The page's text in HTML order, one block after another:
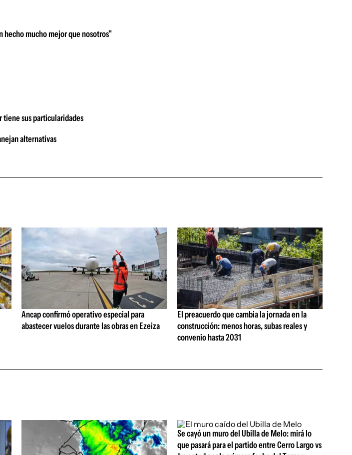
hecho mucho mejor que nosotros"
tiene sus particularidades
alternativas
Ancap confirmó operativo especial para
abastecer vuelos durante las obras en Ezeiza
El preacuerdo que cambia la jornada en la
construcción: menos horas, subas reales y
convenio hasta 2031
Se cayó un muro del Ubilla de Melo: mirá lo
que pasará para el partido entre Cerro Largo vs